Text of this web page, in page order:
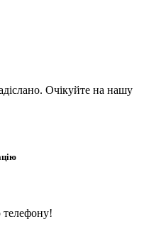
Очікуйте на нашу
телефону!